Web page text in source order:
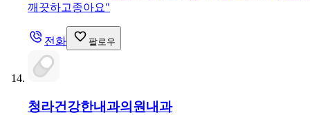
깨끗하고종아요"
전화 팔로우
청라건강한내과의원 내과